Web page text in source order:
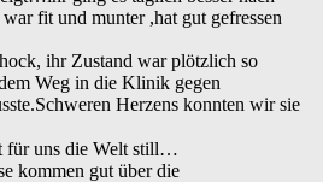
fit und munter ,hat gut gefressen
ihr Zustand war plötzlich so
Weg in die Klinik gegen
Herzens konnten wir sie
für uns die Welt still…
kommen gut über die